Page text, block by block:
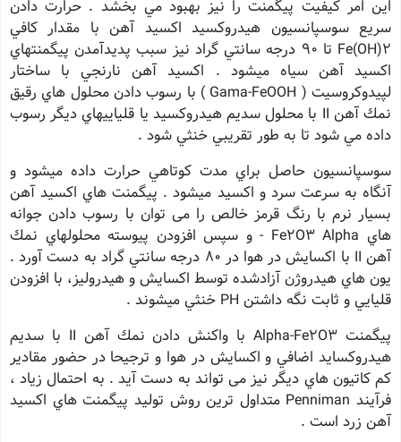
اين امر كيفيت پيگمنت را نيز بهبود مي بخشد . حرارت دادن
سريع سوسپانسيون هيدروكسيد اكسيد آهن با مقدار كافي
Fe(OH)2 تا 90 درجه سانتي گراد نيز سبب پديدآمدن پيگمنتهاي
اكسيد آهن سياه ميشود . اكسيد آهن نارنجي با ساختار
لپيدوكروسيت ( Gama-FeOOH ) با رسوب دادن محلول هاي رقيق
نمك آهن II با محلول سديم هيدروكسيد يا قلياييهاي ديگر رسوب
داده مي شود تا به طور تقريبي خنثي شود .
سوسپانسيون حاصل براي مدت كوتاهي حرارت داده ميشود و
آنگاه به سرعت سرد و اكسيد ميشود . پيگمنت هاي اكسيد آهن
بسيار نرم با رنگ قرمز خالص را می توان با رسوب دادن جوانه
هاي Fe2O3 Alpha - و سپس افزودن پيوسته محلولهاي نمك
آهن II با اكسايش در هوا در 80 درجه سانتي گراد به دست آورد .
يون هاي هيدروژن آزادشده توسط اكسايش و هيدروليز، با افزودن
قليايي و ثابت نگه داشتن PH خنثي میشوند .
پيگمنت Alpha-Fe2O3 با واكنش دادن نمك آهن II با سديم
هيدروكسايد اضافي و اكسايش در هوا و ترجيحا در حضور مقادير
كم كاتيون هاي ديگر نيز می تواند به دست آيد . به احتمال زياد ،
فرآيند Penniman متداول ترين روش توليد پيگمنت هاي اكسيد
آهن زرد است .